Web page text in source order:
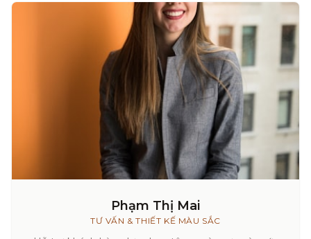
Phạm Thị Mai
TƯ VẤN & THIẾT KẾ MÀU SẮC